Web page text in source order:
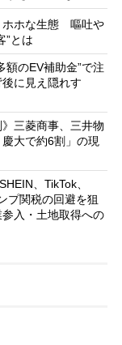
ホホな生態 嘔吐や
”とは
額のEV補助金”で注
に見え隠れす
三菱商事、三井物
大で約6割」の現
、TikTok、
プ関税の回避を狙
入・土地取得への